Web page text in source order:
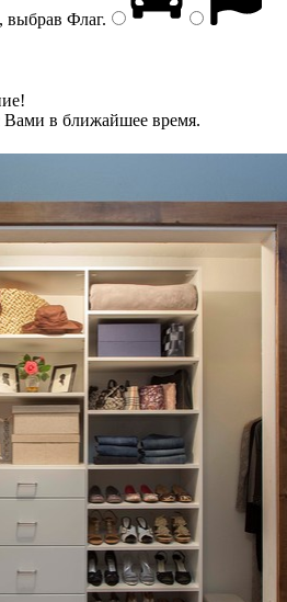
выбрав Флаг.
в ближайшее время.